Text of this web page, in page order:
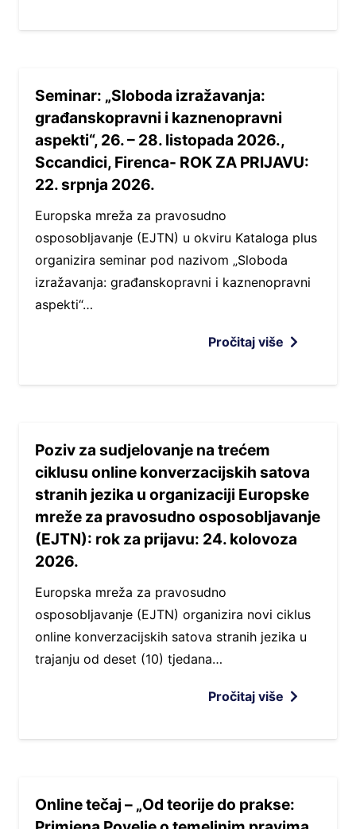
Seminar: „Sloboda izražavanja:
građanskopravni i kaznenopravni
aspekti“, 26. – 28. listopada 2026.,
Sccandici, Firenca- ROK ZA PRIJAVU:
22. srpnja 2026.
Europska mreža za pravosudno
osposobljavanje (EJTN) u okviru Kataloga plus
organizira seminar pod nazivom „Sloboda
izražavanja: građanskopravni i kaznenopravni
aspekti“…
Pročitaj više
Poziv za sudjelovanje na trećem
ciklusu online konverzacijskih satova
stranih jezika u organizaciji Europske
mreže za pravosudno osposobljavanje
(EJTN): rok za prijavu: 24. kolovoza
2026.
Europska mreža za pravosudno
osposobljavanje (EJTN) organizira novi ciklus
online konverzacijskih satova stranih jezika u
trajanju od deset (10) tjedana…
Pročitaj više
Online tečaj – „Od teorije do prakse: